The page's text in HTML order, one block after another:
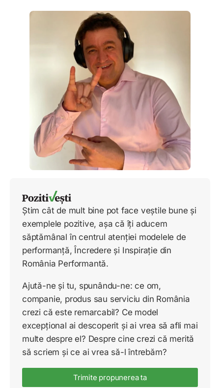
Știm cât de mult bine pot face veștile bune și
exemplele pozitive, așa că îți aducem
săptămânal în centrul atenției modelele de
performanță, Încredere și Inspirație din
România Performantă.
Ajută-ne și tu, spunându-ne: ce om,
companie, produs sau serviciu din România
crezi că este remarcabil? Ce model
excepțional ai descoperit și ai vrea să afli mai
multe despre el? Despre cine crezi că merită
să scriem și ce ai vrea să-l întrebăm?
Trimite propunerea ta